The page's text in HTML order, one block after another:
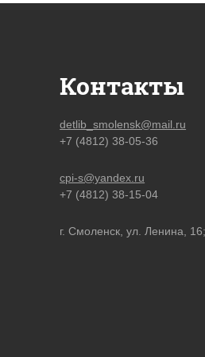
Контакты
detlib_smolensk@mail.ru
+7 (4812) 38-05-36
cpi-s@yandex.ru
+7 (4812) 38-15-04
г. Смоленск, ул. Ленина,